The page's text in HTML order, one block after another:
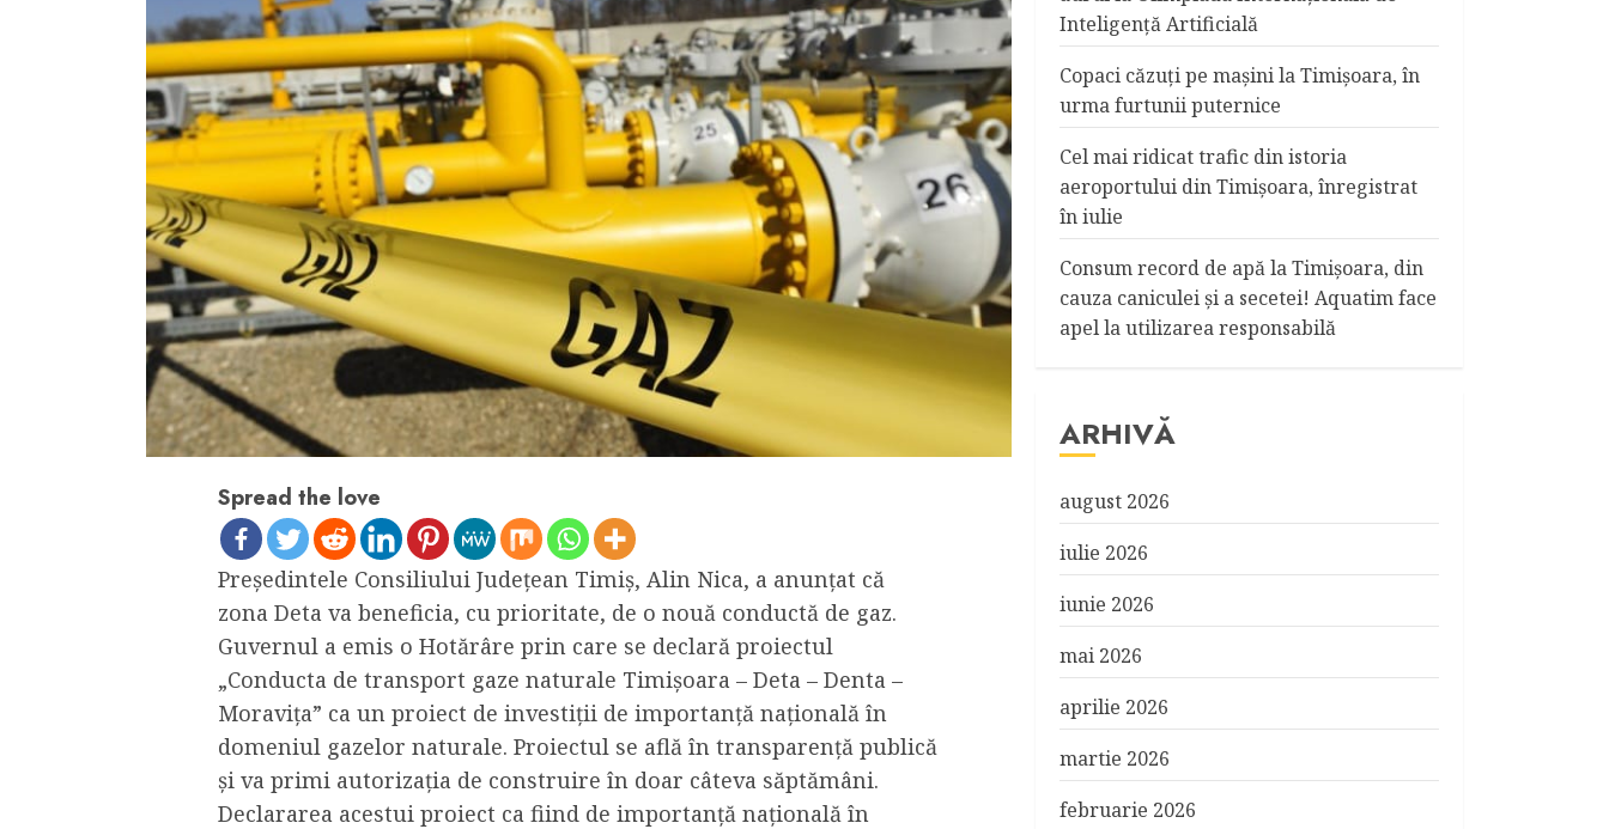
Spread the love
Președintele Consiliului Județean Timiș, Alin Nica, a anunțat că
zona Deta va beneficia, cu prioritate, de o nouă conductă de gaz.
Guvernul a emis o Hotărâre prin care se declară proiectul
„Conducta de transport gaze naturale Timișoara – Deta – Denta –
Moravița” ca un proiect de investiții de importanță națională în
domeniul gazelor naturale. Proiectul se află în transparență publică
și va primi autorizația de construire în doar câteva săptămâni.
Declararea acestui proiect ca fiind de importanță națională în
Inteligență Artificială
Copaci căzuţi pe maşini la Timişoara, în
urma furtunii puternice
Cel mai ridicat trafic din istoria
aeroportului din Timişoara, înregistrat
în iulie
Consum record de apă la Timişoara, din
cauza caniculei şi a secetei! Aquatim face
apel la utilizarea responsabilă
ARHIVĂ
august 2026
iulie 2026
iunie 2026
mai 2026
aprilie 2026
martie 2026
februarie 2026